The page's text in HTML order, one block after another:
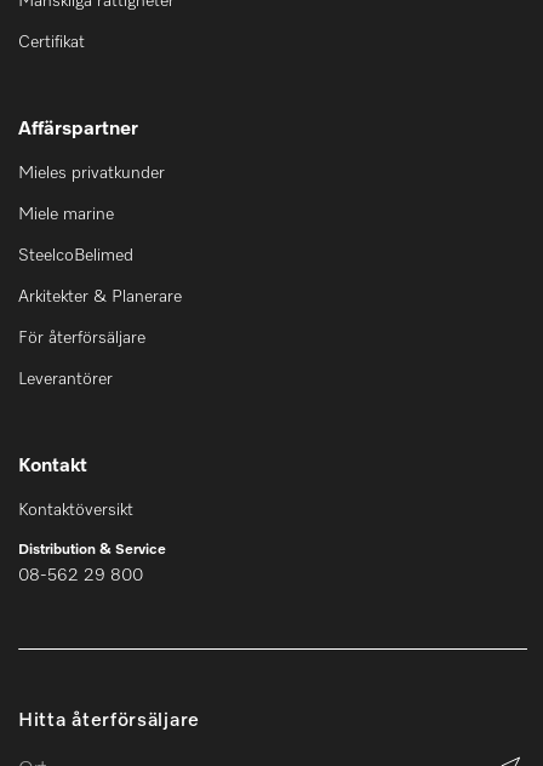
Certifikat
Affärspartner
Mieles privatkunder
Miele marine
SteelcoBelimed
Arkitekter & Planerare
För återförsäljare
Leverantörer
Kontakt
Kontaktöversikt
Distribution & Service
08-562 29 800
Hitta återförsäljare